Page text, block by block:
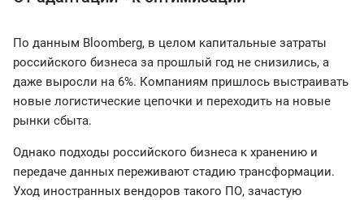
По данным Bloomberg, в целом капитальные затраты
российского бизнеса за прошлый год не снизились, а
даже выросли на 6%. Компаниям пришлось выстраивать
новые логистические цепочки и переходить на новые
рынки сбыта.
Однако подходы российского бизнеса к хранению и
передаче данных переживают стадию трансформации.
Уход иностранных вендоров такого ПО, зачастую